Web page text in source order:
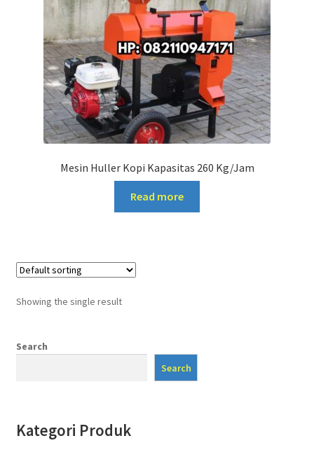
Mesin Huller Kopi Kapasitas 260 Kg/Jam
Read more
Showing the single result
Search
Search
Kategori Produk